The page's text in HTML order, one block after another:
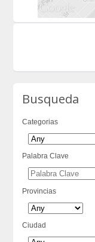
Busqueda
Categorias
Palabra Clave
Provincias
Ciudad